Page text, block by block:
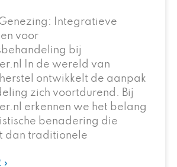
Integratieve
voor
bij
In de wereld van
ontwikkelt de aanpak
zich voortdurend. Bij
erkennen we het belang
benadering die
dan traditionele
»